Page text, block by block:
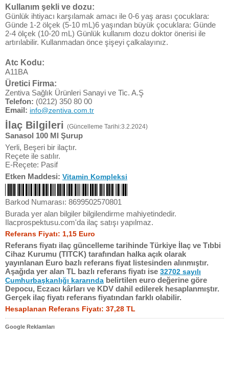
Kullanım şekli ve dozu:
Günlük ihtiyacı karşılamak amacı ile 0-6 yaş arası çocuklara:
Günde 1-2 ölçek (5-10 mL)6 yaşından büyük çocuklara: Günde
2-4 ölçek (10-20 mL) Günlük kullanım dozu doktor önerisi ile
artırılabilir. Kullanmadan önce şişeyi çalkalayınız.
Atc Kodu:
A11BA
Üretici Firma:
Zentiva Sağlık Ürünleri Sanayi ve Tic. A.Ş
Telefon: (0212) 350 80 00
Email: info@zentiva.com.tr
İlaç Bilgileri (Güncelleme Tarihi:3.2.2024)
Sanasol 100 Ml Şurup
Yerli, Beşeri bir ilaçtır.
Reçete ile satılır.
E-Reçete: Pasif
Etken Maddesi: Vitamin Kompleksi
Barkod Numarası: 8699502570801
Burada yer alan bilgiler bilgilendirme mahiyetindedir.
Ilacprospektusu.com'da ilaç satışı yapılmaz.
Referans Fiyatı: 1,15 Euro
Referans fiyatı ilaç güncelleme tarihinde Türkiye İlaç ve Tıbbi
Cihaz Kurumu (TITCK) tarafından halka açık olarak
yayınlanan Euro bazlı referans fiyat listesinden alınmıştır.
Aşağıda yer alan TL bazlı referans fiyatı ise 32702 sayılı
Cumhurbaşkanlığı kararında belirtilen euro değerine göre
Depocu, Eczacı kârları ve KDV dahil edilerek hesaplanmıştır.
Gerçek ilaç fiyatı referans fiyatından farklı olabilir.
Hesaplanan Referans Fiyatı: 37,28 TL
Google Reklamları